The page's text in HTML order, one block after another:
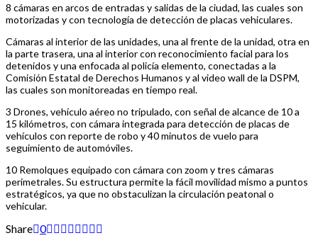
8 cámaras en arcos de entradas y salidas de la ciudad, las cuales son
motorizadas y con tecnología de detección de placas vehiculares.
Cámaras al interior de las unidades, una al frente de la unidad, otra en
la parte trasera, una al interior con reconocimiento facial para los
detenidos y una enfocada al policía elemento, conectadas a la
Comisión Estatal de Derechos Humanos y al video wall de la DSPM,
las cuales son monitoreadas en tiempo real.
3 Drones, vehículo aéreo no tripulado, con señal de alcance de 10 a
15 kilómetros, con cámara integrada para detección de placas de
vehículos con reporte de robo y 40 minutos de vuelo para
seguimiento de automóviles.
10 Remolques equipado con cámara con zoom y tres cámaras
perimetrales. Su estructura permite la fácil movilidad mismo a puntos
estratégicos, ya que no obstaculizan la circulación peatonal o
vehicular.
Share 0